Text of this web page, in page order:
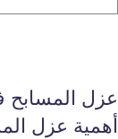
عزل المسابح
أهمية عزل